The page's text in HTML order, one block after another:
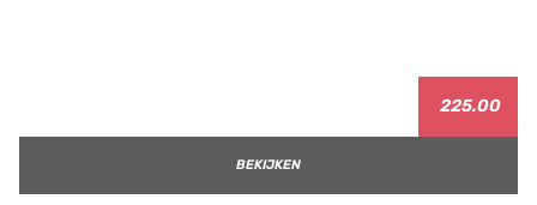
225.00
BEKIJKEN